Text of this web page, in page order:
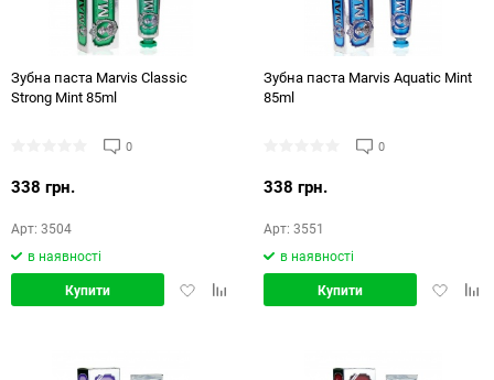
Зубна паста Marvis Classic
Strong Mint 85ml
0
338 грн.
Арт: 3504
в наявності
ДодатиДодати
Купити
Зубна паста Marvis Aquatic Mint
85ml
0
338 грн.
Арт: 3551
в наявності
Додати
Купити